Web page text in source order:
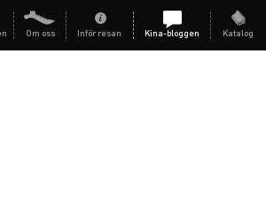
Om oss Inför resan Kina-bloggen Katalog